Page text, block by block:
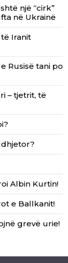
një “cirk”
në Ukrainë
Iranit
Rusisë tani po
– tjetrit, të
Albin Kurtin!
e Ballkanit!
grevë urie!